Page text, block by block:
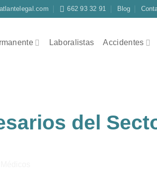
662 93 32 91 Blog
Laboralistas Accidentes
del